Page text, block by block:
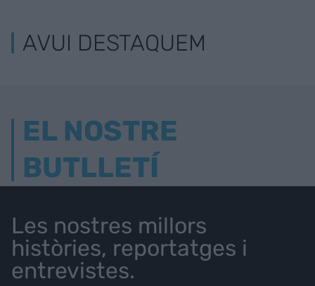
AVUI DESTAQUEM
EL NOSTRE
BUTLLETÍ
Les nostres millors
històries, reportatges i
entrevistes.